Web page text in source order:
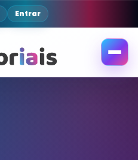
Entrar
Abrir